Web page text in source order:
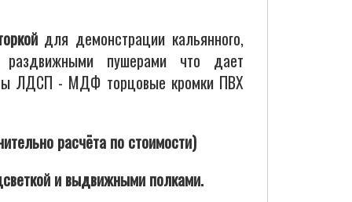
для демонстрации кальянного,
раздвижными пушерами что дает
ЛДСП - МДФ торцовые кромки ПВХ
расчёта по стоимости)
и выдвижными полками.